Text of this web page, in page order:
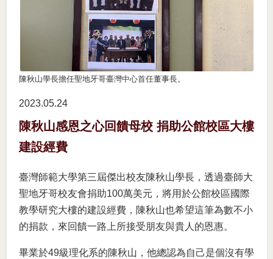
陳秋山學長擔任聖地牙哥臺灣中心首任董事長。
2023.05 24
陳秋山感恩之心回饋母校 捐助公館校區大樓
建設經費
臺灣師範大學第三屆傑出校友陳秋山學長，透過臺師大
聖地牙哥校友會捐助100萬美元，將用於公館校區國際
教學研究大樓的建設經費，陳秋山也希望這筆為數不小
的捐款，來回饋一路上所接受朋友與貴人的恩惠。
畢業於49級理化系的陳秋山，他總認為自己是個沒有學